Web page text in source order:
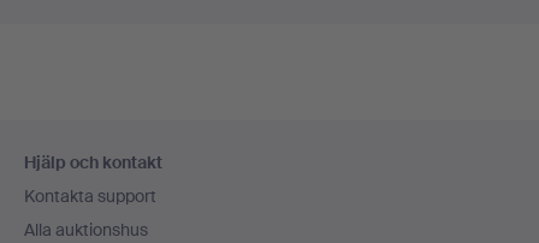
Hjälp och kontakt
Kontakta support
Alla auktionshus